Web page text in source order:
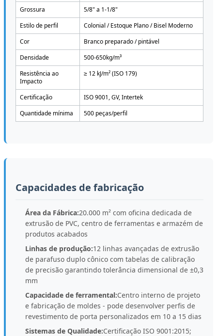
Grossura
5/8" a 1-1/8"
Estilo de perfil
Colonial / Estoque Plano / Bisel Moderno
Cor
Branco preparado / pintável
Densidade
500-650kg/m³
Resistência ao
Impacto
≥ 12 kJ/m² (ISO 179)
Certificação
ISO 9001, GV, Intertek
Quantidade mínima
500 peças/perfil
Capacidades de fabricação
Área da Fábrica:20.000 m² com oficina dedicada de
extrusão de PVC, centro de ferramentas e armazém de
produtos acabados
Linhas de produção:12 linhas avançadas de extrusão
de parafuso duplo cônico com tabelas de calibração
de precisão garantindo tolerância dimensional de ±0,3
mm
Capacidade de ferramental:Centro interno de projeto
e fabricação de moldes - pode desenvolver perfis de
revestimento de porta personalizados em 10 a 15 dias
Sistemas de Qualidade:Certificação ISO 9001:2015;